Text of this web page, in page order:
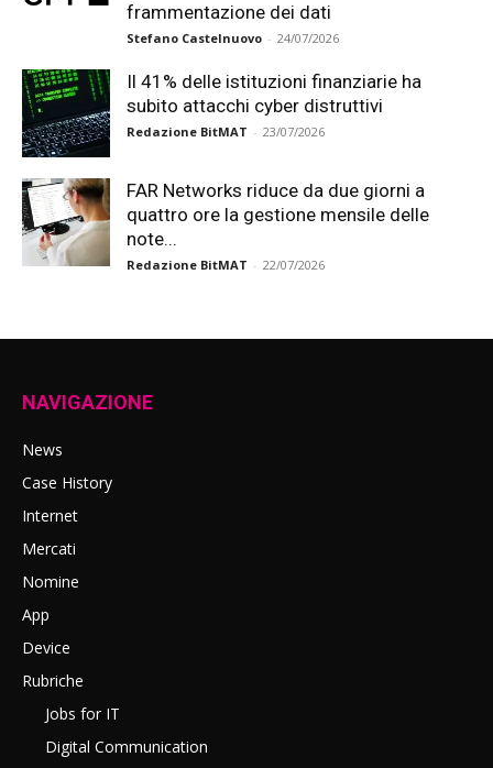
frammentazione dei dati
Stefano Castelnuovo - 24/07/2026
Il 41% delle istituzioni finanziarie ha
subito attacchi cyber distruttivi
Redazione BitMAT - 23/07/2026
FAR Networks riduce da due giorni a
quattro ore la gestione mensile delle
note...
Redazione BitMAT - 22/07/2026
NAVIGAZIONE
News
Case History
Internet
Mercati
Nomine
App
Device
Rubriche
Jobs for IT
Digital Communication